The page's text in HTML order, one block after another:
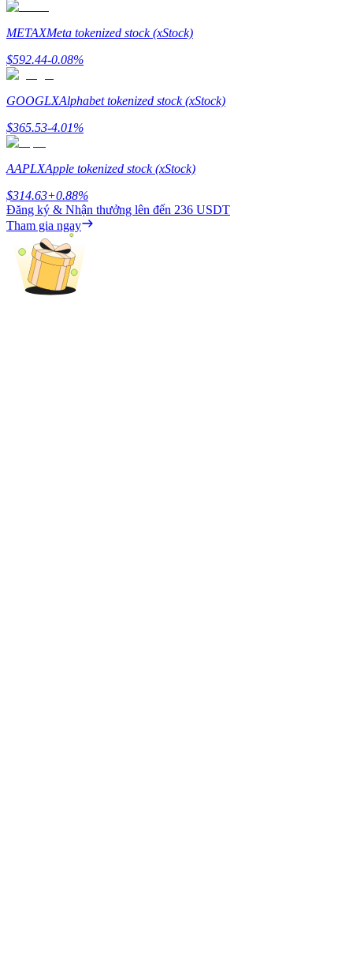
Register & Trade to Win 500,000 USDT
Precious Metals Trading Carnival
Trade Gold & Silver · 33,333 USDT Bonus
METAXMeta tokenized stock (xStock)
$592.44-0.08%
GOOGLXAlphabet tokenized stock (xStock)
$365.53-4.01%
AAPLXApple tokenized stock (xStock)
$314.63+0.88%
Đăng ký & Nhận thưởng lên đến 236 USDT
Tham gia ngay